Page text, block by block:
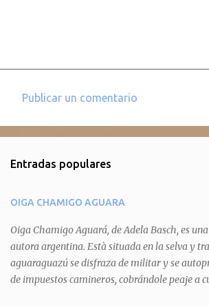
e
t
a
r
i
o
Publicar un comentario
Entradas populares
OIGA CHAMIGO AGUARA
Oiga Chamigo Aguará, de Adela Basch, es
autora argentina. Està situada en la selva y
aguaraguazú se disfraza de militar y se
de impuestos camineros, cobrándole peaje a